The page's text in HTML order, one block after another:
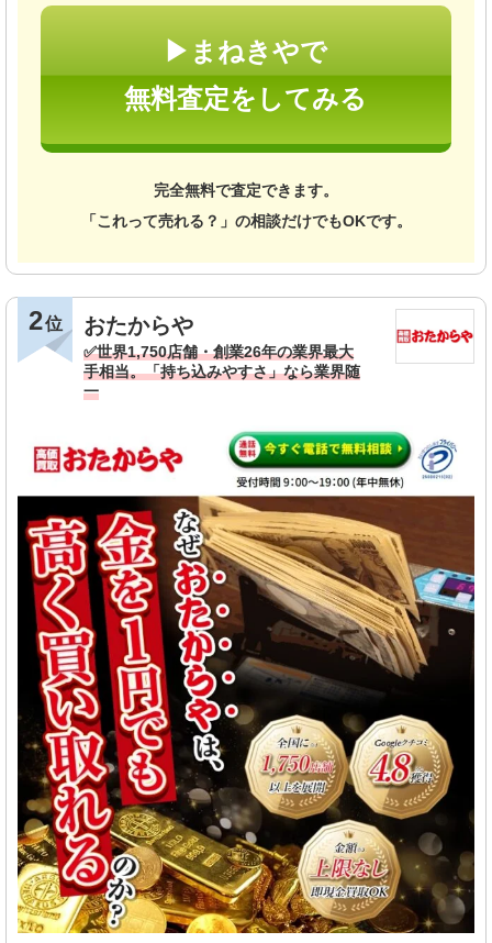
▶まねきやで
無料査定をしてみる
完全無料で査定できます。
「これって売れる？」の相談だけでもOKです。
2 位 おたからや
✅️世界1,750店舗・創業26年の業界最大
手相当。「持ち込みやすさ」なら業界随
一